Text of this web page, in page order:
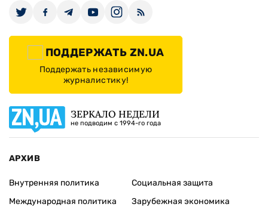
ПОДДЕРЖАТЬ ZN.UA
Поддержать независимую
журналистику!
ЗЕРКАЛО НЕДЕЛИ
не подводим с 1994-го года
АРХИВ
Внутренняя политика
Международная политика
Социальная защита
Зарубежная экономика